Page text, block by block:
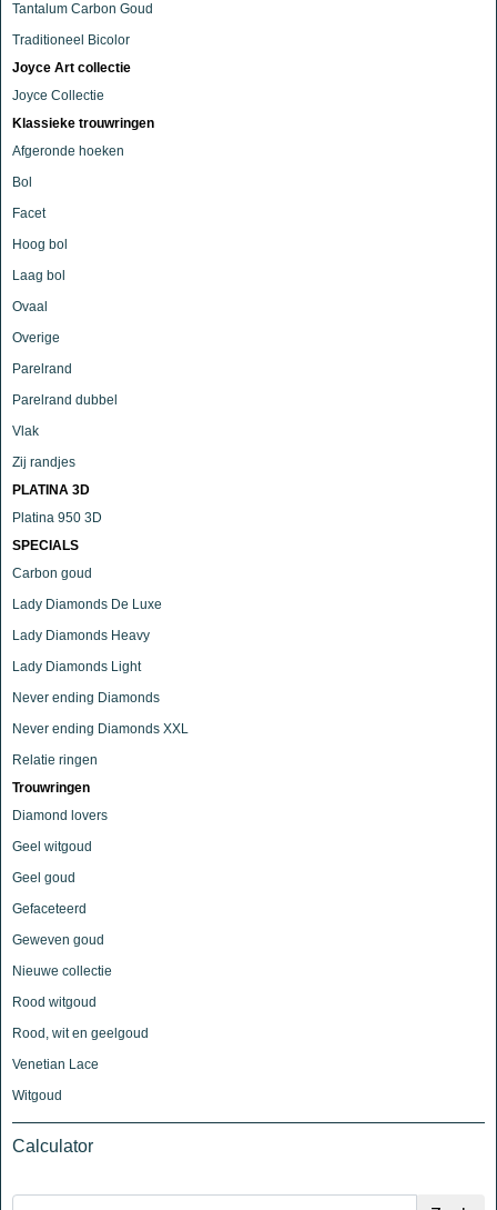
Tantalum Carbon Goud
Traditioneel Bicolor
Joyce Art collectie
Joyce Collectie
Klassieke trouwringen
Afgeronde hoeken
Bol
Facet
Hoog bol
Laag bol
Ovaal
Overige
Parelrand
Parelrand dubbel
Vlak
Zij randjes
PLATINA 3D
Platina 950 3D
SPECIALS
Carbon goud
Lady Diamonds De Luxe
Lady Diamonds Heavy
Lady Diamonds Light
Never ending Diamonds
Never ending Diamonds XXL
Relatie ringen
Trouwringen
Diamond lovers
Geel witgoud
Geel goud
Gefaceteerd
Geweven goud
Nieuwe collectie
Rood witgoud
Rood, wit en geelgoud
Venetian Lace
Witgoud
Calculator